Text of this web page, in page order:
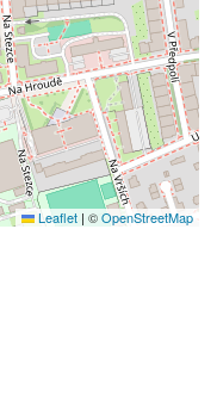
Leaflet | ©OpenStreetMap